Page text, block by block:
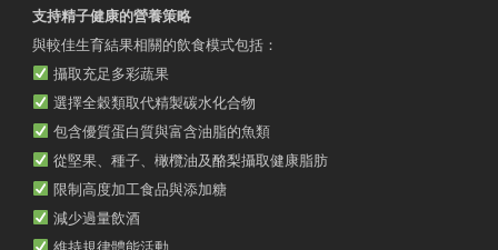
支持精子健康的營養策略
與較佳生育結果相關的飲食模式包括：
攝取充足多彩蔬果
選擇全穀類取代精製碳水化合物
包含優質蛋白質與富含油脂的魚類
從堅果、種子、橄欖油及酪梨攝取健康脂肪
限制高度加工食品與添加糖
減少過量飲酒